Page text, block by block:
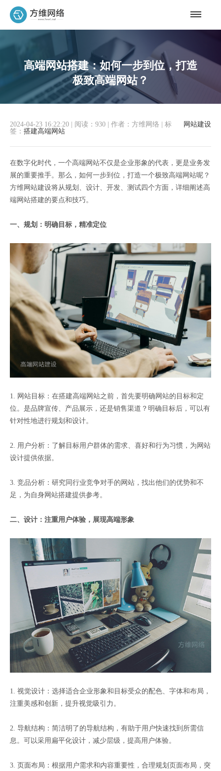
高端网站搭建：如何一步到位，打造
极致高端网站？
网站建设
2024-04-23 16:22:20 阅读：930 作者：方维网络
标
签： 搭建高端网站
在数字化时代，一个高端网站不仅是企业形象的代表，更是业务发
展的重要推手。那么，如何一步到位，打造一个极致高端网站呢？
方维网站建设将从规划、设计、开发、测试四个方面，详细阐述高
端网站搭建的要点和技巧。
一、规划：明确目标，精准定位
1. 网站目标：在搭建高端网站之前，首先要明确网站的目标和定
位。是品牌宣传、产品展示，还是销售渠道？明确目标后，可以有
针对性地进行规划和设计。
2. 用户分析：了解目标用户群体的需求、喜好和行为习惯，为网站
设计提供依据。
3. 竞品分析：研究同行业竞争对手的网站，找出他们的优势和不
足，为自身网站搭建提供参考。
二、设计：注重用户体验，展现高端形象
1. 视觉设计：选择适合企业形象和目标受众的配色、字体和布局，
注重美感和创新，提升视觉吸引力。
2. 导航结构：简洁明了的导航结构，有助于用户快速找到所需信
息。可以采用扁平化设计，减少层级，提高用户体验。
3. 页面布局：根据用户需求和内容重要性，合理规划页面布局，突